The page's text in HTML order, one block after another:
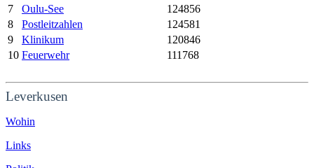
7
Oulu-See
124856
8
Postleitzahlen
124581
9
Klinikum
120846
10 Feuerwehr 111768
Leverkusen
Wohin
Links